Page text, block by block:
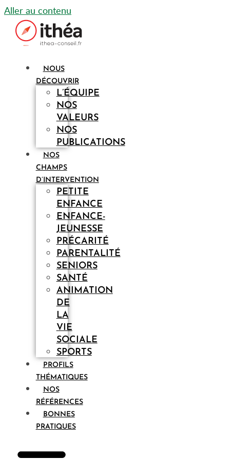
Aller au contenu
NOUS
DÉCOUVRIR
L’ÉQUIPE
NOS
VALEURS
NOS
PUBLICATIONS
NOS
CHAMPS
D’INTERVENTION
PETITE
ENFANCE
ENFANCE-
JEUNESSE
PRÉCARITÉ
PARENTALITÉ
SENIORS
SANTÉ
ANIMATION
DE
LA
VIE
SOCIALE
SPORTS
PROFILS
THÉMATIQUES
NOS
RÉFÉRENCES
BONNES
PRATIQUES